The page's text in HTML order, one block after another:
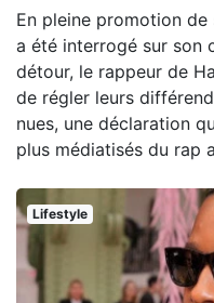
En pleine promotion de
a été interrogé sur son
détour, le rappeur de
de régler leurs
nues, une déclaration
plus médiatisés du rap
Lifestyle